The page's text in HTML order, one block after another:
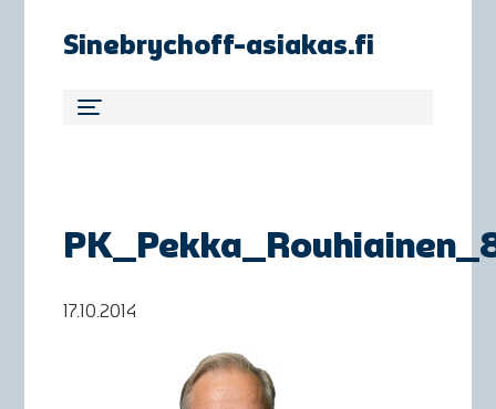
Sinebrychoff-asiakas.fi
17.10.2014